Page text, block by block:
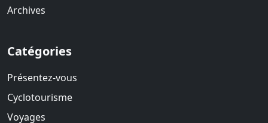
Archives
Catégories
Présentez-vous
Cyclotourisme
Voyages